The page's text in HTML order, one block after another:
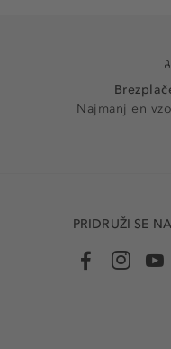
Najmanj en
PRIDRUŽI SE